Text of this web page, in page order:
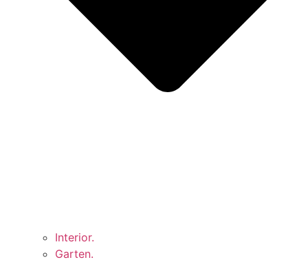
Interior.
Garten.